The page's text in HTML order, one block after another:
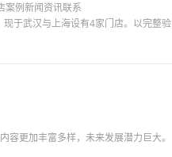
案例新闻资讯联系
现于武汉与上海设有4家门店。以完整验
更加丰富多样，未来发展潜力巨大。